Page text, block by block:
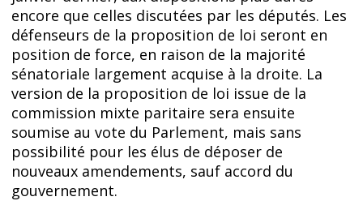
encore que celles discutées par les députés. Les
défenseurs de la proposition de loi seront en
position de force, en raison de la majorité
sénatoriale largement acquise à la droite. La
version de la proposition de loi issue de la
commission mixte paritaire sera ensuite
soumise au vote du Parlement, mais sans
possibilité pour les élus de déposer de
nouveaux amendements, sauf accord du
gouvernement.